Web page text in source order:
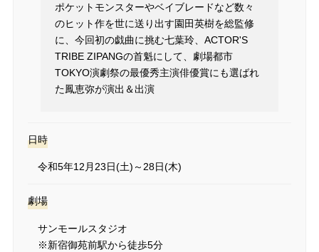
ポケットモンスターやベイブレードなど数々
のヒット作を世に送り出す園田英樹を総監修
に、今回初の戯曲に挑む七葉玲、ACTOR'S
TRIBE ZIPANGの首魁にして、劇場都市
TOKYO演劇祭の最優秀主演俳優賞にも選ばれ
た鳳恵弥が演出＆出演
日時
令和5年12月23日(土)～28日(木)
劇場
サンモールスタジオ
※新宿御苑前駅から徒歩5分